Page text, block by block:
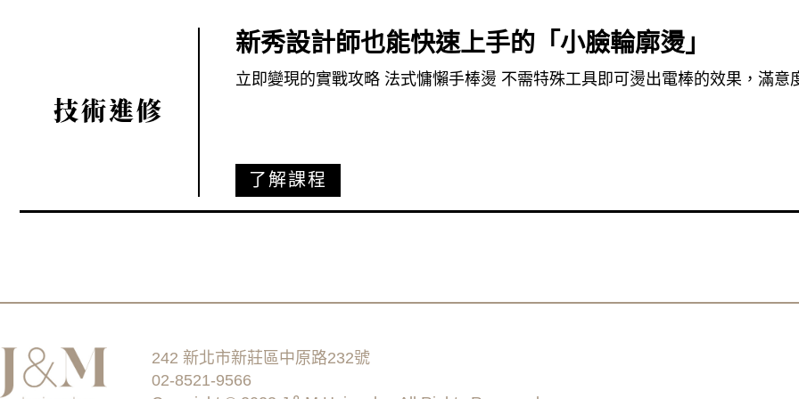
技術進修
新秀設計師也能快速上手的「小臉輪廓燙」
立即變現的實戰攻略 法式慵懶手棒燙 不需特殊工具即可燙出電棒的效果，滿意
了解課程
242 新北市新莊區中原路232號
02-8521-9566